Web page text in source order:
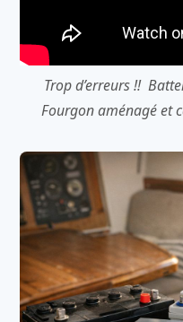
Trop d’erreurs !!
Fourgon aménagé et